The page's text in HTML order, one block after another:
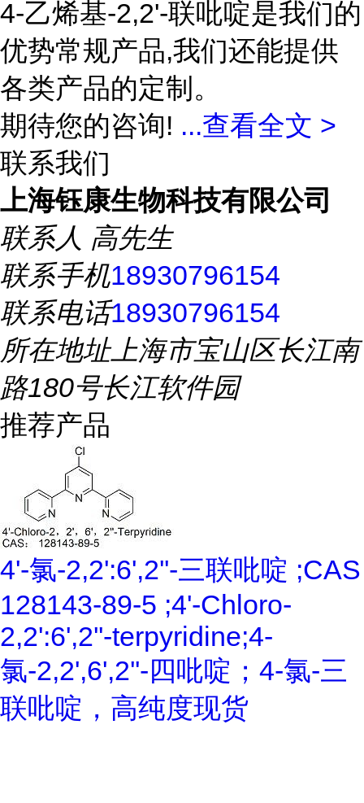
4-乙烯基-2,2'-联吡啶是我们的
优势常规产品,我们还能提供
各类产品的定制。
期待您的咨询! ...查看全文 >
联系我们
上海钰康生物科技有限公司
联系人 高先生
联系手机18930796154
联系电话18930796154
所在地址上海市宝山区长江南
路180号长江软件园
推荐产品
4'-氯-2,2':6',2''-三联吡啶 ;CAS
128143-89-5 ;4'-Chloro-
2,2':6',2''-terpyridine;4-
氯-2,2',6',2''-四吡啶；4-氯-三
联吡啶，高纯度现货